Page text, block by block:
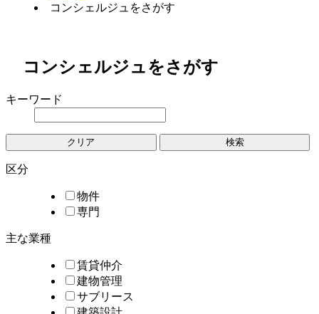
コンシェルジュをさがす
コンシェルジュをさがす
キーワード
クリア 検索
区分
物件
専門
主な業種
賃貸仲介
建物管理
サブリース